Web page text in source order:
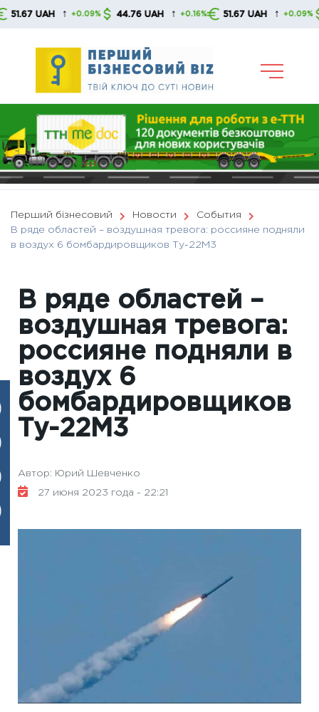
Skip
UAH ↑ +0.09% 44.76 UAH ↑ +0.16% 51.67 UAH ↑ +0.09%
Перший бізнесовий Новости
События
В ряде областей – воздушная тревога: россияне подняли
в воздух 6 бомбардировщиков Ту-22М3
В ряде областей –
воздушная тревога:
россияне подняли в
воздух 6
бомбардировщиков
Ту-22М3
Автор: Юрий Шевченко
27 июня 2023 года - 22:21